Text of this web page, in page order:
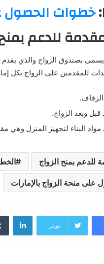
خطوات الحصول
للدعم بمنح
للمقدمين على الزواج بكل
قبل وبعد الزواج.
البناء لتجهيز المنزل وهي
للدعم بمنح الزواج
منحة الزواج بالإمارات
تويتر